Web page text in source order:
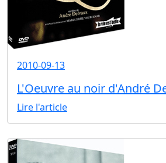
2010-09-13
L'Oeuvre au noir d'André
Lire l'article